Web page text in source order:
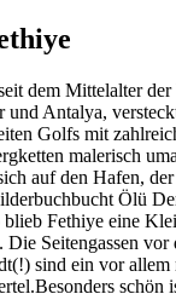
dem Mittelalter der
Antalya,
Golfs mit
malerisch
auf den Hafen, der
Ölü
Fethiye eine
Seitengassen vor
sind ein vor allem
schön